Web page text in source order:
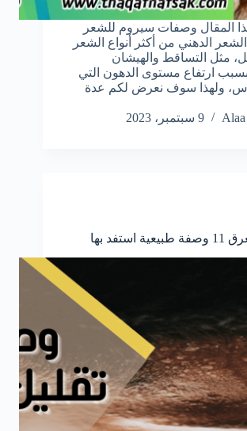
المقال وصفات سيروم للشعر
الدهني من أكثر أنواع الشعر
مثل التساقط والهيشان
ارتفاع مستوى الدهون التي
ولهذا سوف نعرض لكم عدة
9 سبتمبر، 2023
بها